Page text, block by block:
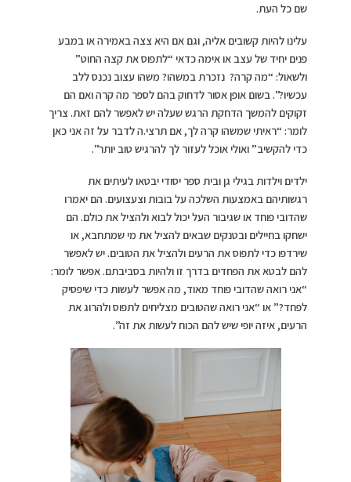
שם כל העת.
עלינו להיות קשובים אליה, וגם אם היא צצה באמירה או במבע
פנים יחיד של עצב או אימה כדאי “לתפוס את קצה החוט”
ולשאול: “מה קרה? נזכרת במשהו? משהו עצוב נכנס ללב
עכשיו?”. בשום אופן אסור לדחוק בהם לספר מה קרה ואם הם
זקוקים להמשך הדחקת הרגש שעלה יש לאפשר להם זאת. צריך
לומר: “ראיתי שמשהו קרה לך, אם תרצי.ה לדבר על זה אני כאן
כדי להקשיב” ואולי אוכל לעזור לך להרגיש טוב יותר”.
ילדים וילדות בגילי גן ובית ספר יסודי יבטאו לעיתים את
רגשותיהם באמצעות השלכה על בובות וצעצועים. הם יאמרו
שהדובי פוחד או שגיבור העל יכול לבוא ולהציל את כולם. הם
ישחקו בחיילים ובטנקים שבאים להציל את מי שמתחבא, או
שירדפו כדי לתפוס את הרעים ולהציל את הטובים. יש לאפשר
להם לבטא את הפחדים בדרך זו ולהיות בסביבתם. אפשר לומר:
“אני רואה שהדובי פוחד מאוד, מה אפשר לעשות כדי שיפסיק
לפחד?” או “אני רואה שהטובים מצליחים לתפוס ולהרוג את
הרעים, איזה יופי שיש להם הכוח לעשות את זה”.